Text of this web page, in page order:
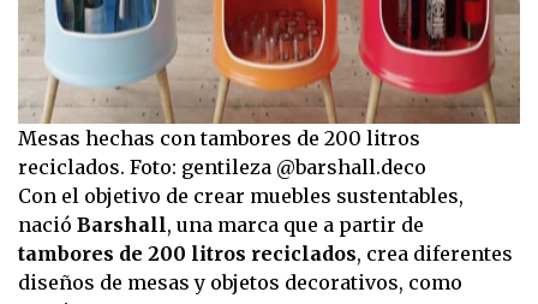
Mesas hechas con tambores de 200 litros
reciclados. Foto: gentileza @barshall.deco
Con el objetivo de crear muebles sustentables,
nació Barshall, una marca que a partir de
tambores de 200 litros reciclados, crea diferentes
diseños de mesas y objetos decorativos, como